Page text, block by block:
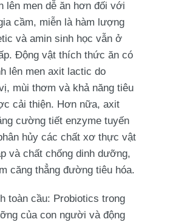
lên men dễ ăn hơn đối với
cầm, miễn là hàm lượng
và amin sinh học vẫn ở
Động vật thích thức ăn có
lên men axit lactic do
mùi thơm và khả năng tiêu
cải thiện. Hơn nữa, axit
cường tiết enzyme tuyến
hủy các chất xơ thực vật
và chất chống dinh dưỡng,
căng thẳng đường tiêu hóa.
toàn cầu: Probiotics trong
của con người và động